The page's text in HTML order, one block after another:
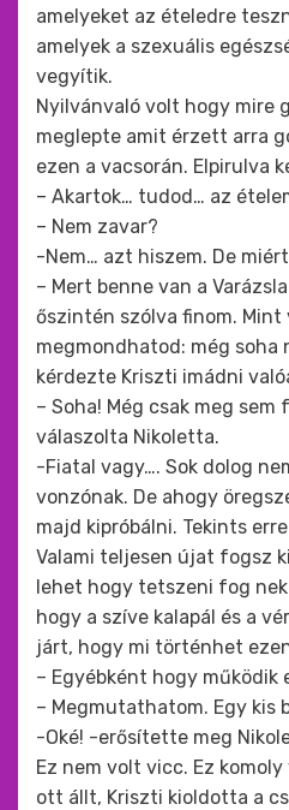
amelyeket az ételedre
amelyek a szexuális
vegyítik.
Nyilvánvaló volt hogy mire
meglepte amit érzett arra
ezen a vacsorán. Elpirulva
– Akartok… tudod… az
– Nem zavar?
-Nem… azt hiszem. De
– Mert benne van a
őszintén szólva finom.
megmondhatod: még soha
kérdezte Kriszti imádni
– Soha! Még csak meg
válaszolta Nikoletta.
-Fiatal vagy…. Sok dolog
vonzónak. De ahogy
majd kipróbálni. Tekints
Valami teljesen újat fogsz
lehet hogy tetszeni fog
hogy a szíve kalapál és a
járt, hogy mi történhet
– Egyébként hogy működik
– Megmutathatom. Egy kis
-Oké! -erősítette meg
Ez nem volt vicc. Ez
ott állt, Kriszti kioldotta a